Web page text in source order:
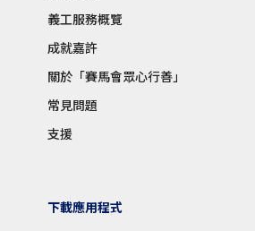
義工服務概覽
成就嘉許
關於「賽馬會眾心行善」
常見問題
支援
下載應用程式